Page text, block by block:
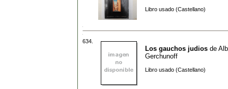
Libro usado (Castellano)
634.
Los gauchos judios de
Gerchunoff
Libro usado (Castellano)